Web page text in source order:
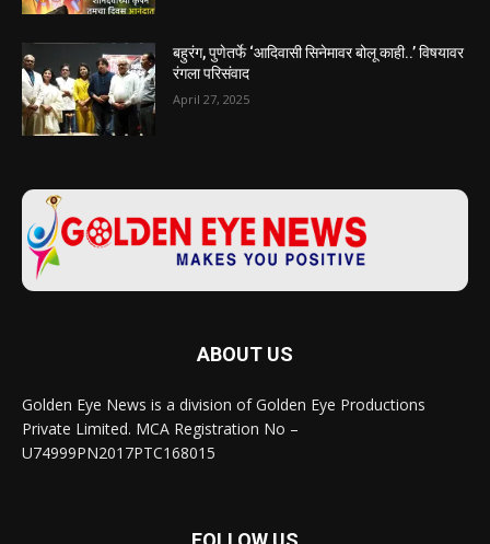
बहुरंग, पुणेतर्फे ‘आदिवासी सिनेमावर बोलू काही..’ विषयावर
रंगला परिसंवाद
April 27, 2025
ABOUT US
Golden Eye News is a division of Golden Eye Productions
Private Limited. MCA Registration No –
U74999PN2017PTC168015